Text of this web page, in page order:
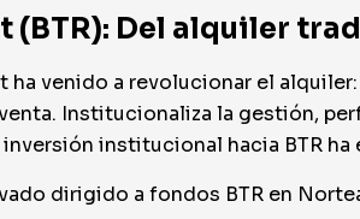
(BTR): Del alquiler
venido a revolucionar el
Institucionaliza la gestión,
institucional hacia BTR ha
dirigido a fondos BTR en